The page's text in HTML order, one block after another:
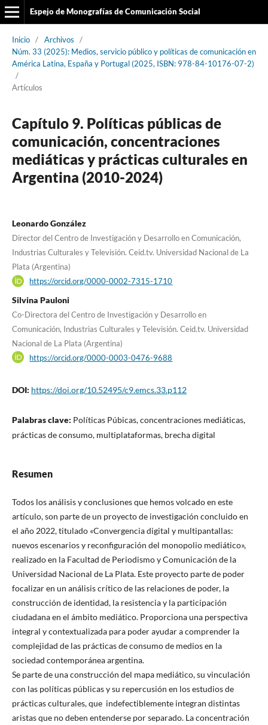
Espejo de Monografías de Comunicación Social
Inicio / Archivos
/
Núm. 33 (2025): Medios, servicio público y políticas de comunicación en
América Latina, España y Portugal (2025, ISBN: 978-84-10176-07-2)
/
Artículos
Capítulo 9. Políticas públicas de
comunicación, concentraciones
mediáticas y prácticas culturales en
Argentina (2010-2024)
Leonardo González
Director del Centro de Investigación y Desarrollo en Comunicación,
Industrias Culturales y Televisión. Ceid.tv. Universidad Nacional de La
Plata (Argentina)
https://orcid.org/0000-0002-7315-1710
Silvina Pauloni
Co-Directora del Centro de Investigación y Desarrollo en
Comunicación, Industrias Culturales y Televisión. Ceid.tv. Universidad
Nacional de La Plata (Argentina)
https://orcid.org/0000-0003-0476-9688
DOI: https://doi.org/10.52495/c9.emcs.33.p112
Palabras clave: Políticas Púbicas, concentraciones mediáticas,
prácticas de consumo, multiplataformas, brecha digital
Resumen
Todos los análisis y conclusiones que hemos volcado en este
artículo, son parte de un proyecto de investigación concluido en
el año 2022, titulado «Convergencia digital y multipantallas:
nuevos escenarios y reconfiguración del monopolio mediático»,
realizado en la Facultad de Periodismo y Comunicación de la
Universidad Nacional de La Plata. Este proyecto parte de poder
focalizar en un análisis crítico de las relaciones de poder, la
construcción de identidad, la resistencia y la participación
ciudadana en el ámbito mediático. Proporciona una perspectiva
integral y contextualizada para poder ayudar a comprender la
complejidad de las prácticas de consumo de medios en la
sociedad contemporánea argentina.
Se parte de una construcción del mapa mediático, su vinculación
con las políticas públicas y su repercusión en los estudios de
prácticas culturales, que indefectiblemente integran distintas
aristas que no deben entenderse por separado. La concentración